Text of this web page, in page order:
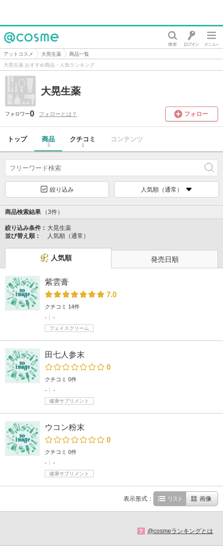
@cosme
アットコスメ 大晃生薬
商品一覧
大晃生薬 おすすめ商品・人気ランキング
大晃生薬
フォロワー0 フォローとは？ フォロー
トップ 商品
3
クチコミ
1
コンテンツ
絞り込み 人気順（通常）
商品検索結果 （3件）
絞り込み条件： 大晃生薬
並び替え順：
人気順（通常）
人気順 発売日順
紫雲膏
7.0
クチコミ 14件
-
-
フェイスクリーム
田七人参末
0
クチコミ 0件
-
-
健康サプリメント
ウコン粉末
0
クチコミ 0件
-
-
健康サプリメント
表示形式： リスト 画像
? @cosmeランキングとは